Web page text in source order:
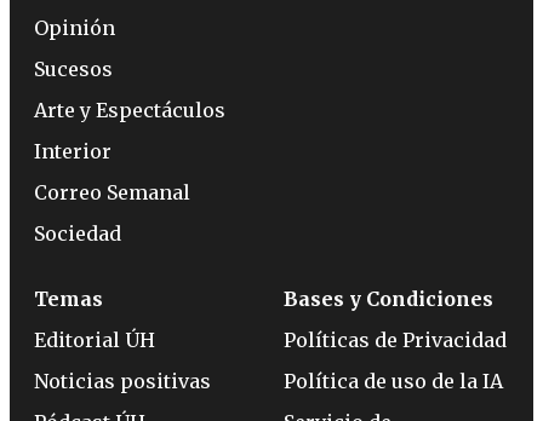
Opinión
Sucesos
Arte y Espectáculos
Interior
Correo Semanal
Sociedad
Temas
Editorial ÚH
Noticias positivas
Bases y Condiciones
Políticas de Privacidad
Política de uso de la IA